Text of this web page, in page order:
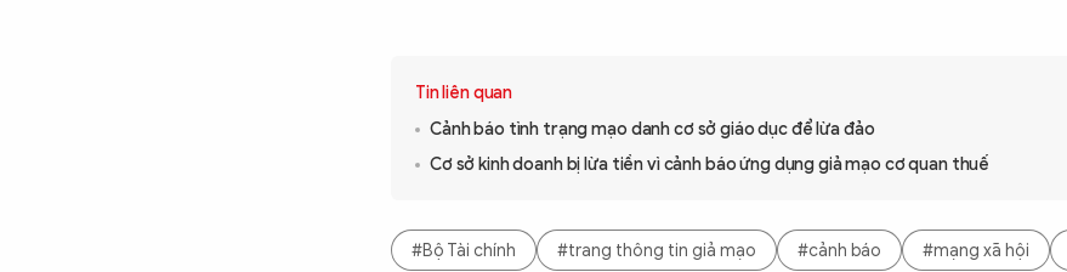
Tin liên quan
Cảnh báo tình trạng mạo danh cơ sở giáo dục để lừa đảo
Cơ sở kinh doanh bị lừa tiền vì cảnh báo ứng dụng giả mạo cơ quan thuế
#Bộ Tài chính #trang thông tin giả mạo #cảnh báo #mạng xã hội